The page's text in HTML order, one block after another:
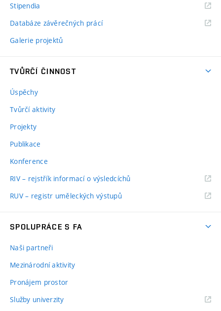
Stipendia
Databáze závěrečných prácí
Galerie projektů
TVŮRČÍ ČINNOST
Úspěchy
Tvůrčí aktivity
Projekty
Publikace
Konference
RIV – rejstřík informací o výsledcíchů
RUV – registr uměleckých výstupů
SPOLUPRÁCE S FA
Naši partneři
Mezinárodní aktivity
Pronájem prostor
Služby univerzity